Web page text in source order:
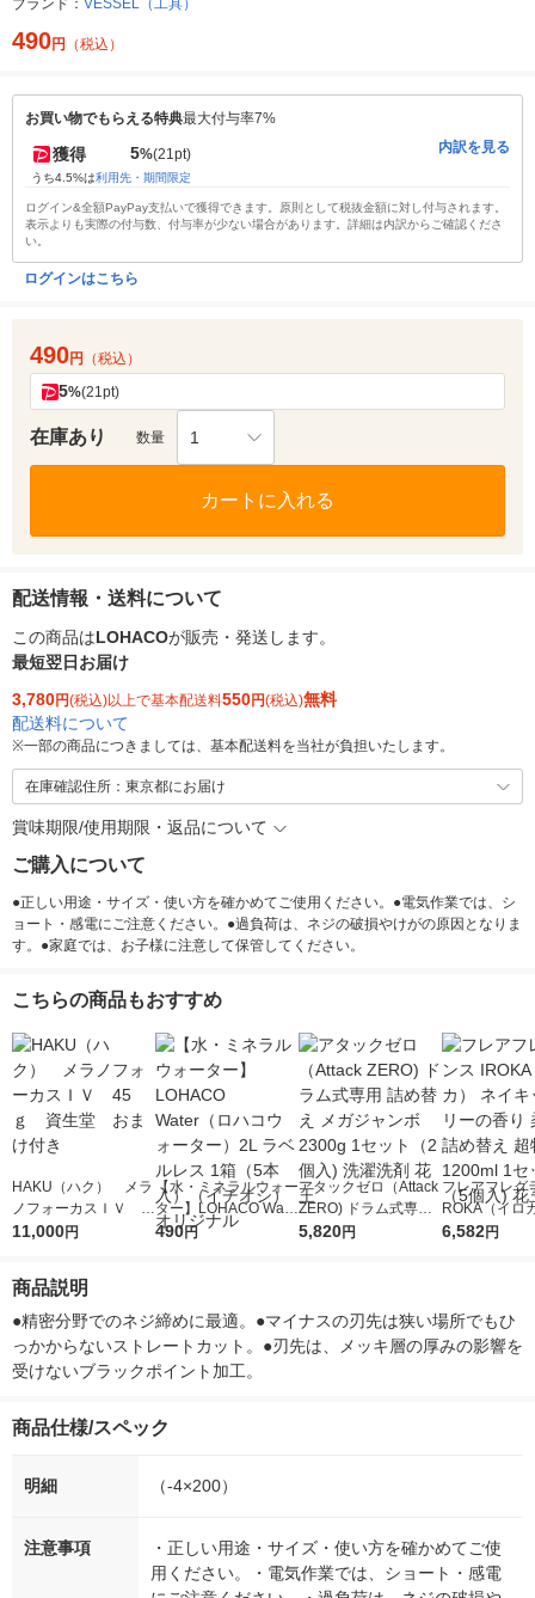
ブランド： VESSEL（工具）
490円 （税込）
お買い物でもらえる特典最大付与率7%
獲得 5%(21pt)
うち4.5%は利用先・期間限定
内訳を見る
ログイン&全額PayPay支払いで獲得できます。原則として税抜金額に対し付与されます。
表示よりも実際の付与数、付与率が少ない場合があります。詳細は内訳からご確認くださ
い。
ログインはこちら
490円 （税込）
5%(21pt)
在庫あり 数量 1
カートに入れる
配送情報・送料について
この商品はLOHACOが販売・発送します。
最短翌日お届け
3,780円(税込)以上で基本配送料550円(税込)無料
配送料について
※一部の商品につきましては、基本配送料を当社が負担いたします。
在庫確認住所：東京都にお届け
賞味期限/使用期限・返品について
ご購入について
●正しい用途・サイズ・使い方を確かめてご使用ください。●電気作業では、シ
ョート・感電にご注意ください。●過負荷は、ネジの破損やけがの原因となりま
す。●家庭では、お子様に注意して保管してください。
こちらの商品もおすすめ
HAKU（ハク） メラ
ノフォーカスＩＶ 4
5ｇ 資生堂 おまけ
11,000円
【水・ミネラルウォー
ター】LOHACO Wate
r（ロハコウォータ
490円
アタックゼロ（Attack
ZERO) ドラム式専用
詰め替え メガジャン
5,820円
フレアフレグ
ROKA（イロ
イキッドリリ
6,582円
商品説明
●精密分野でのネジ締めに最適。●マイナスの刃先は狭い場所でもひ
っかからないストレートカット。●刃先は、メッキ層の厚みの影響を
受けないブラックポイント加工。
商品仕様/スペック
明細 （-4×200）
注意事項
・正しい用途・サイズ・使い方を確かめてご使
用ください。・電気作業では、ショート・感電